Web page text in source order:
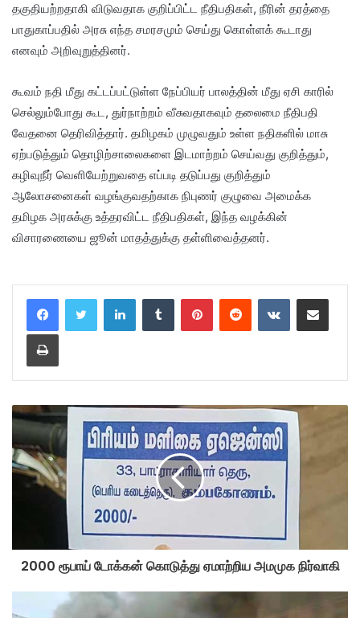
தகுதியற்றதாகி விடுவதாக குறிப்பிட்ட நீதிபதிகள், நீரின் தரத்தை
பாதுகாப்பதில் அரசு எந்த சமரசமும் செய்து கொள்ளக் கூடாது
எனவும் அறிவுறுத்தினர்.
கூவம் நதி மீது கட்டப்பட்டுள்ள நேப்பியர் பாலத்தின் மீது ஏசி காரில்
செல்லும்போது கூட, துர்நாற்றம் வீசுவதாகவும் தலைமை நீதிபதி
வேதனை தெரிவித்தார். தமிழகம் முழுவதும் உள்ள நதிகளில் மாசு
ஏற்படுத்தும் தொழிற்சாலைகளை இடமாற்றம் செய்வது குறித்தும்,
கழிவுநீர் வெளியேற்றுவதை எப்படி தடுப்பது குறித்தும்
ஆலோசனைகள் வழங்குவதற்காக நிபுணர் குழுவை அமைக்க
தமிழக அரசுக்கு உத்தரவிட்ட நீதிபதிகள், இந்த வழக்கின்
விசாரணையை ஜூன் மாதத்துக்கு தள்ளிவைத்தனர்.
LinkedInTumblr PinterestReddit VKontakteShare via Email
Print
2000 ரூபாய் டோக்கன் கொடுத்து ஏமாற்றிய அமமுக நிர்வாகி